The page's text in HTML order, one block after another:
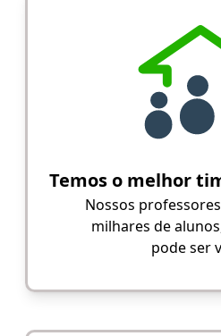
Temos o melhor
Nossos
milhares de
pode ser